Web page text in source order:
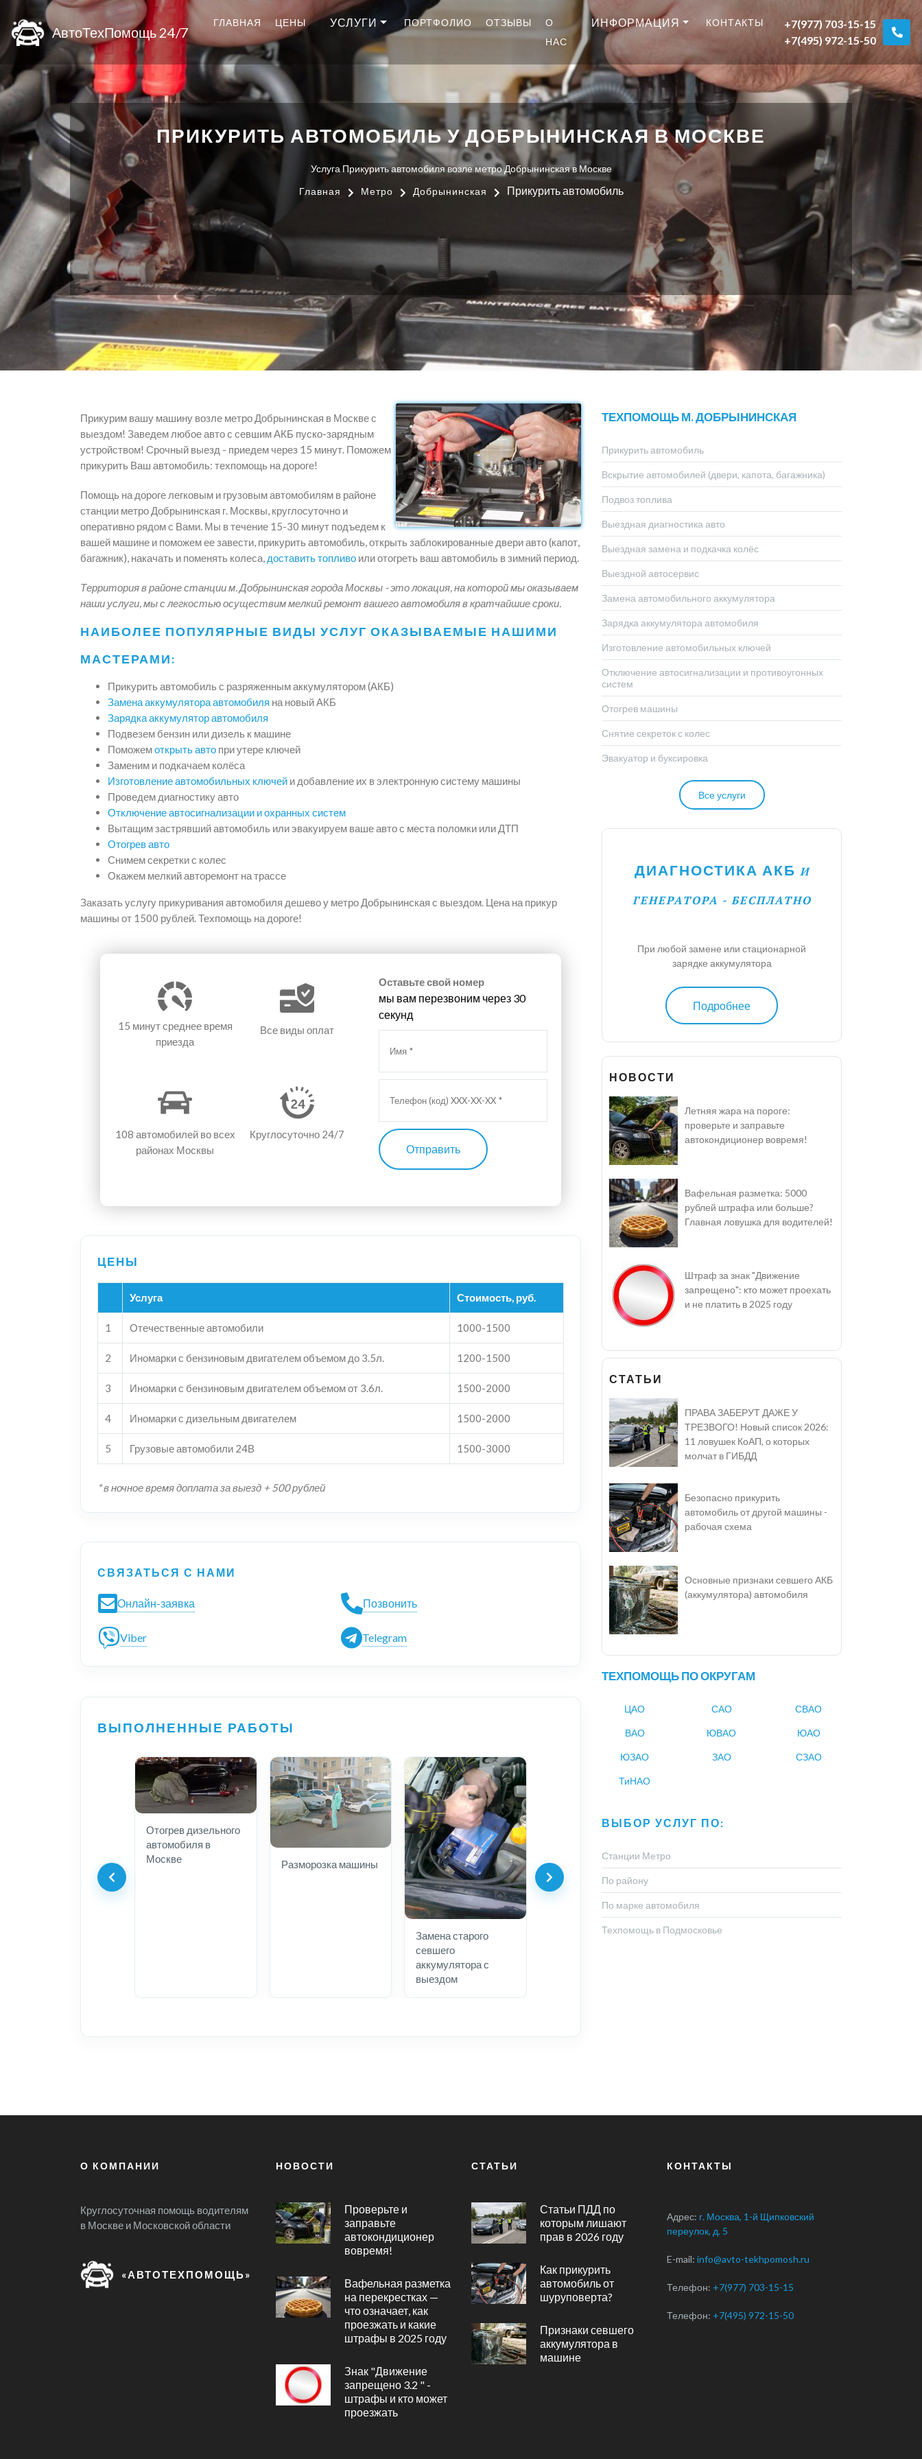
АвтоТехПомощь 24/7
ГЛАВНАЯ ЦЕНЫ УСЛУГИ ПОРТФОЛИО ОТЗЫВЫ
О
НАС
ИНФОРМАЦИЯ КОНТАКТЫ
+7(977) 703-15-15
+7(495) 972-15-50
ПРИКУРИТЬ АВТОМОБИЛЬ У ДОБРЫНИНСКАЯ В МОСКВЕ
Услуга Прикурить автомобиля возле метро Добрынинская в Москве
Главная
Метро Добрынинская Прикурить автомобиль
Прикурим вашу машину возле метро Добрынинская в Москве с
выездом! Заведем любое авто с севшим АКБ пуско-зарядным
устройством! Срочный выезд - приедем через 15 минут. Поможем
прикурить Ваш автомобиль: техпомощь на дороге!
Помощь на дороге легковым и грузовым автомобилям в районе
станции метро Добрынинская г. Москвы, круглосуточно и
оперативно рядом с Вами. Мы в течение 15-30 минут подъедем к
вашей машине и поможем ее завести, прикурить автомобиль, открыть заблокированные двери авто (капот,
багажник), накачать и поменять колеса, доставить топливо или отогреть ваш автомобиль в зимний период.
Территория в районе станции м. Добрынинская города Москвы - это локация, на которой мы оказываем
наши услуги, мы с легкостью осуществим мелкий ремонт вашего автомобиля в кратчайшие сроки.
НАИБОЛЕЕ ПОПУЛЯРНЫЕ ВИДЫ УСЛУГ ОКАЗЫВАЕМЫЕ НАШИМИ
МАСТЕРАМИ:
Прикурить автомобиль с разряженным аккумулятором (АКБ)
Замена аккумулятора автомобиля на новый АКБ
Зарядка аккумулятор автомобиля
Подвезем бензин или дизель к машине
Поможемоткрыть авто при утере ключей
Заменим и подкачаем колёса
Изготовление автомобильных ключей и добавление их в электронную систему машины
Проведем диагностику авто
Отключение автосигнализации и охранных систем
Вытащим застрявший автомобиль или эвакуируем ваше авто с места поломки или ДТП
Отогрев авто
Снимем секретки с колес
Окажем мелкий авторемонт на трассе
Заказать услугу прикуривания автомобиля дешево у метро Добрынинская с выездом. Цена на прикур
машины от 1500 рублей. Техпомощь на дороге!
15 минутсреднее время
приезда
Все виды оплат
108 автомобилей во всех
районах Москвы
Круглосуточно 24/7
Оставьте свой номер
мы вам перезвоним через 30
секунд
Отправить
Услуга Стоимость, руб.
1 Отечественные автомобили 1000-1500
2 Иномарки с бензиновым двигателем объемом до 3.5л. 1200-1500
3 Иномарки с бензиновым двигателем объемом от 3.6л. 1500-2000
4 Иномарки с дизельным двигателем 1500-2000
5 Грузовые автомобили 24В 1500-3000
* в ночное время доплата за выезд + 500 рублей
СВЯЗАТЬСЯ С НАМИ
Онлайн-заявка Позвонить
Viber Telegram
ВЫПОЛНЕННЫЕ РАБОТЫ
Отогрев дизельного
автомобиля в
Москве
Разморозка машины
Замена старого
севшего
аккумулятора с
выездом
ТЕХПОМОЩЬ М. ДОБРЫНИНСКАЯ
Прикурить автомобиль
Вскрытие автомобилей (двери, капота, багажника)
Подвоз топлива
Выездная диагностика авто
Выездная замена и подкачка колёс
Выездной автосервис
Замена автомобильного аккумулятора
Зарядка аккумулятора автомобиля
Изготовление автомобильных ключей
Отключение автосигнализации и противоугонных
систем
Отогрев машины
Снятие секреток с колес
Эвакуатор и буксировка
Все услуги
ДИАГНОСТИКА АКБ И
ГЕНЕРАТОРА - БЕСПЛАТНО
При любой замене или стационарной
зарядке аккумулятора
Подробнее
НОВОСТИ
Летняя жара на пороге:
проверьте и заправьте
автокондиционер вовремя!
Вафельная разметка: 5000
рублей штрафа или больше?
Главная ловушка для водителей!
Штраф за знак "Движение
запрещено": кто может проехать
и не платить в 2025 году
СТАТЬИ
ПРАВА ЗАБЕРУТ ДАЖЕ У
ТРЕЗВОГО! Новый список 2026:
11 ловушек КоАП, о которых
молчат в ГИБДД
Безопасно прикурить
автомобиль от другой машины -
рабочая схема
Основные признаки севшего АКБ
(аккумулятора) автомобиля
ТЕХПОМОЩЬ ПО ОКРУГАМ
ЦАО САО СВАО
ВАО ЮВАО ЮАО
ЮЗАО ЗАО СЗАО
ТиНАО
ВЫБОР УСЛУГ ПО:
Станции Метро
По району
По марке автомобиля
Техпомощь в Подмосковье
О КОМПАНИИ
Круглосуточная помощь водителям
в Москве и Московской области
«АВТОТЕХПОМОЩЬ»
НОВОСТИ
Проверьте и
заправьте
автокондиционер
вовремя!
Вафельная разметка
на перекрестках —
что означает, как
проезжать и какие
штрафы в 2025 году
Знак "Движение
запрещено 3.2 " -
штрафы и кто может
проезжать
СТАТЬИ
Статьи ПДД по
которым лишают
прав в 2026 году
Как прикурить
автомобиль от
шуруповерта?
Признаки севшего
аккумулятора в
машине
КОНТАКТЫ
Адрес: г. Москва, 1-й Щипковский
переулок, д. 5
E-mail: info@avto-tekhpomosh.ru
Телефон: +7(977) 703-15-15
Телефон: +7(495) 972-15-50